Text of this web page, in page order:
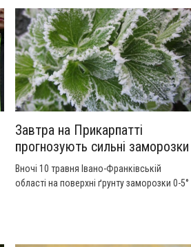
Завтра на Прикарпатті
прогнозують сильні заморозки
Вночі 10 травня Івано-Франківській
області на поверхні ґрунту заморозки 0-5°